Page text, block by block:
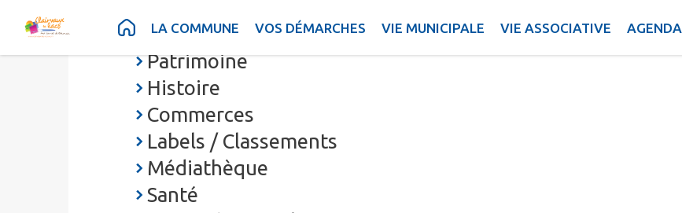
Contenu Menu Recherche Pied de page
LA COMMUNE VOS DÉMARCHES VIE MUNICIPALE VIE ASSOCIATIVE AGENDA
Présentation
Patrimoine
Histoire
Commerces
Labels / Classements
Médiathèque
Santé